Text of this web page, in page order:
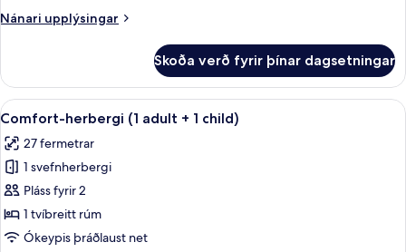
Nánari upplýsingar
Nánari
herbergi
(1
adult)
Skoða verð fyrir þínar dagsetningar
Skoða
allar
myndir
fyrir
Comfort-
herbergi
(1
Míníbar, öryggishólf í herbergi,
6
Comfort-herbergi (1 adult + 1 child)
27 fermetrar
1 svefnherbergi
Pláss fyrir 2
1 tvíbreitt rúm
Ókeypis þráðlaust net